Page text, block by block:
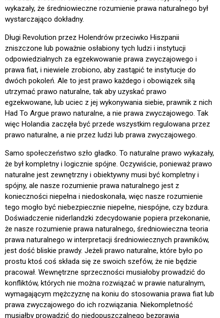
wykazały, że średniowieczne rozumienie prawa naturalnego był
wystarczająco dokładny.
Długi Revolution przez Holendrów przeciwko Hiszpanii
zniszczone lub poważnie osłabiony tych ludzi i instytucji
odpowiedzialnych za egzekwowanie prawa zwyczajowego i
prawa fiat, i niewiele zrobiono, aby zastąpić te instytucje do
dwóch pokoleń. Ale to jest prawo każdego i obowiązek siłą
utrzymać prawo naturalne, tak aby uzyskać prawo
egzekwowane, lub uciec z jej wykonywania siebie, prawnik z nich
Had To Argue prawo naturalne, a nie prawa zwyczajowego. Tak
więc Holandia zaczęła być przede wszystkim regulowana przez
prawo naturalne, a nie przez ludzi lub prawa zwyczajowego.
Samo społeczeństwo szło gładko. To naturalne prawo wykazały,
że był kompletny i logicznie spójne. Oczywiście, ponieważ prawo
naturalne jest zewnętrzny i obiektywny musi być kompletny i
spójny, ale nasze rozumienie prawa naturalnego jest z
konieczności niepełna i niedoskonała, więc nasze rozumienie
tego mogło być niebezpiecznie niepełne, niespójne, czy bzdura.
Doświadczenie niderlandzki zdecydowanie popiera przekonanie,
że nasze rozumienie prawa naturalnego, średniowieczna teoria
prawa naturalnego w interpretacji średniowiecznych prawników,
jest dość bliskie prawdy. Jeżeli prawo naturalne, które było po
prostu ktoś coś składa się ze swoich szefów, że nie będzie
pracował. Wewnętrzne sprzeczności musiałoby prowadzić do
konfliktów, których nie można rozwiązać w prawie naturalnym,
wymagającym mężczyznę na koniu do stosowania prawa fiat lub
prawa zwyczajowego do ich rozwiązania. Niekompletność
musiałby prowadzić do niedopuszczalnego bezprawia